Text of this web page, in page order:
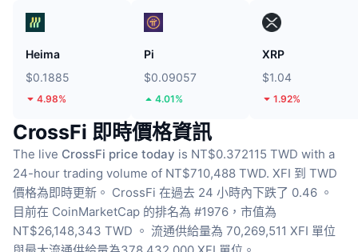
Heima
$0.1885
4.98%
Pi
$0.09057
4.01%
XRP
$1.04
1.92%
CrossFi 即時價格資訊
The live CrossFi price today is NT$0.372115 TWD with a
24-hour trading volume of NT$710,488 TWD. XFI 到 TWD
價格為即時更新。 CrossFi 在過去 24 小時內下跌了 0.46 。
目前在 CoinMarketCap 的排名為 #1976，市值為
NT$26,148,343 TWD 。 流通供給量為 70,269,511 XFI 單位